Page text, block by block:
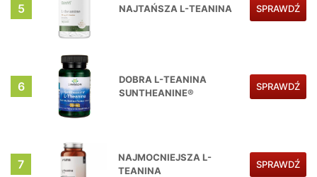
5 NAJTAŃSZA L-TEANINA SPRAWDŹ
6
DOBRA L-TEANINA
SUNTHEANINE®
SPRAWDŹ
7
NAJMOCNIEJSZA L-
TEANINA
SPRAWDŹ